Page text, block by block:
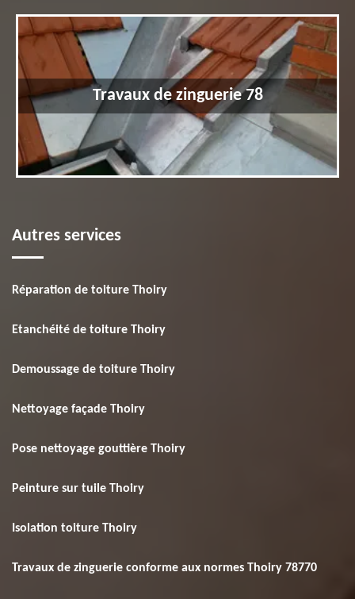
Travaux de zinguerie 78
Autres services
Réparation de toiture Thoiry
Etanchéité de toiture Thoiry
Demoussage de toiture Thoiry
Nettoyage façade Thoiry
Pose nettoyage gouttière Thoiry
Peinture sur tuile Thoiry
Isolation toiture Thoiry
Travaux de zinguerie conforme aux normes Thoiry 78770